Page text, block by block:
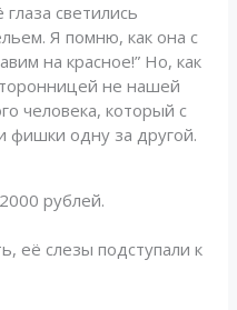
светились
Я помню, как она с
на красное!” Но, как
не нашей
человека, который с
фишки одну за другой.
рублей.
её слезы подступали к